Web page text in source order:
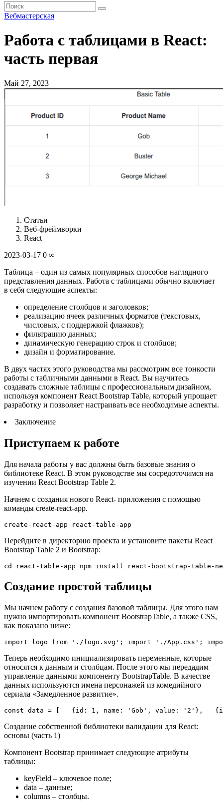
Вебмастерская
Работа с таблицами в React:
часть первая
Май 27, 2023
Статьи
Веб-фреймворки
React
2023-03-17 0 ∞
Таблица – один из самых популярных способов наглядного
представления данных. Работа с таблицами обычно включает
в себя следующие аспекты:
определение столбцов и заголовков;
реализацию ячеек различных форматов (текстовых,
числовых, с поддержкой флажков);
фильтрацию данных;
динамическую генерацию строк и столбцов;
дизайн и форматирование.
В двух частях этого руководства мы рассмотрим все тонкости
работы с табличными данными в React. Вы научитесь
создавать сложные таблицы с профессиональным дизайном,
используя компонент React Bootstrap Table, который упрощает
разработку и позволяет настраивать все необходимые аспекты.
Заключение
Приступаем к работе
Для начала работы у вас должны быть базовые знания о
библиотеке React. В этом руководстве мы сосредоточимся на
изучении React Bootstrap Table 2.
Начнем с создания нового React- приложения с помощью
команды create-react-app.
create-react-app react-table-app
Перейдите в директорию проекта и установите пакеты React
Bootstrap Table 2 и Bootstrap:
cd react-table-app npm install react-bootstrap-table-
Создание простой таблицы
Мы начнем работу с создания базовой таблицы. Для этого нам
нужно импортировать компонент BootstrapTable, а также CSS,
как показано ниже:
import logo from './logo.svg'; import './App.css';
Теперь необходимо инициализировать переменные, которые
относятся к данным и столбцам. После этого мы передадим
управление данными компоненту BootstrapTable. В качестве
данных используются имена персонажей из комедийного
сериала «Замедленное развитие».
const data = [   {id: 1, name: 'Gob', value: '2'},
Создание собственной библиотеки валидации для React:
основы (часть 1)
Компонент Bootstrap принимает следующие атрибуты
таблицы:
keyField – ключевое поле;
data – данные;
columns – столбцы.